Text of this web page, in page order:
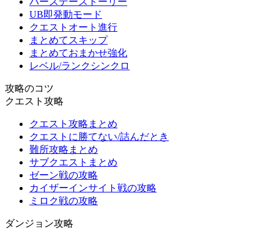
UB即発動モード
クエストオート進行
まとめてスキップ
まとめておまかせ強化
レベル/ランクシンクロ
攻略のコツ
クエスト攻略
クエスト攻略まとめ
クエストに勝てない/詰んだとき
難所攻略まとめ
サブクエストまとめ
ゼーン戦の攻略
カイザーインサイト戦の攻略
ミロク戦の攻略
ダンジョン攻略